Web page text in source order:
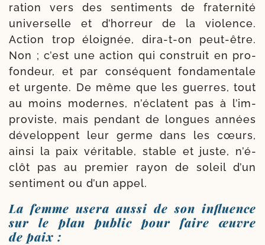
ra­tion vers des sen­ti­ments de fra­ter­ni­té
uni­ver­selle et d’hor­reur de la vio­lence.
Action trop éloi­gnée, dira-​t-​on peut-​être.
Non ; c’est une action qui construit en pro­
fon­deur, et par consé­quent fon­da­men­tale
et urgente. De même que les guerres, tout
au moins modernes, n’é­clatent pas à l’im­
pro­viste, mais pen­dant de longues années
déve­loppent leur germe dans les cœurs,
ain­si la paix véri­table, stable et juste, n’é­
clôt pas au pre­mier rayon de soleil d’un
sen­ti­ment ou d’un appel.
La femme usera aussi de son influence
sur le plan public pour faire œuvre
de paix :